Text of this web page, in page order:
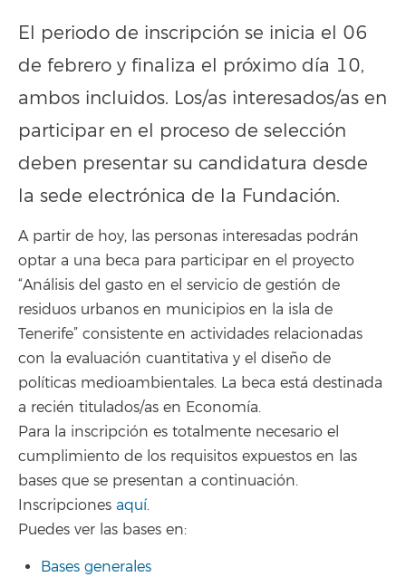
El periodo de inscripción se inicia el 06
de febrero y finaliza el próximo día 10,
ambos incluidos. Los/as interesados/as en
participar en el proceso de selección
deben presentar su candidatura desde
la sede electrónica de la Fundación.
A partir de hoy, las personas interesadas podrán
optar a una beca para participar en el proyecto
“Análisis del gasto en el servicio de gestión de
residuos urbanos en municipios en la isla de
Tenerife” consistente en actividades relacionadas
con la evaluación cuantitativa y el diseño de
políticas medioambientales. La beca está destinada
a recién titulados/as en Economía.
Para la inscripción es totalmente necesario el
cumplimiento de los requisitos expuestos en las
bases que se presentan a continuación.
Inscripciones aquí.
Puedes ver las bases en:
Bases generales